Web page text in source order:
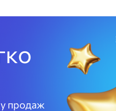
продаж